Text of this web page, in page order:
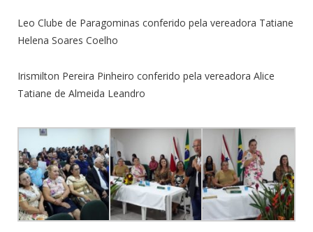
Leo Clube de Paragominas conferido pela vereadora Tatiane
Helena Soares Coelho
Irismilton Pereira Pinheiro conferido pela vereadora Alice
Tatiane de Almeida Leandro